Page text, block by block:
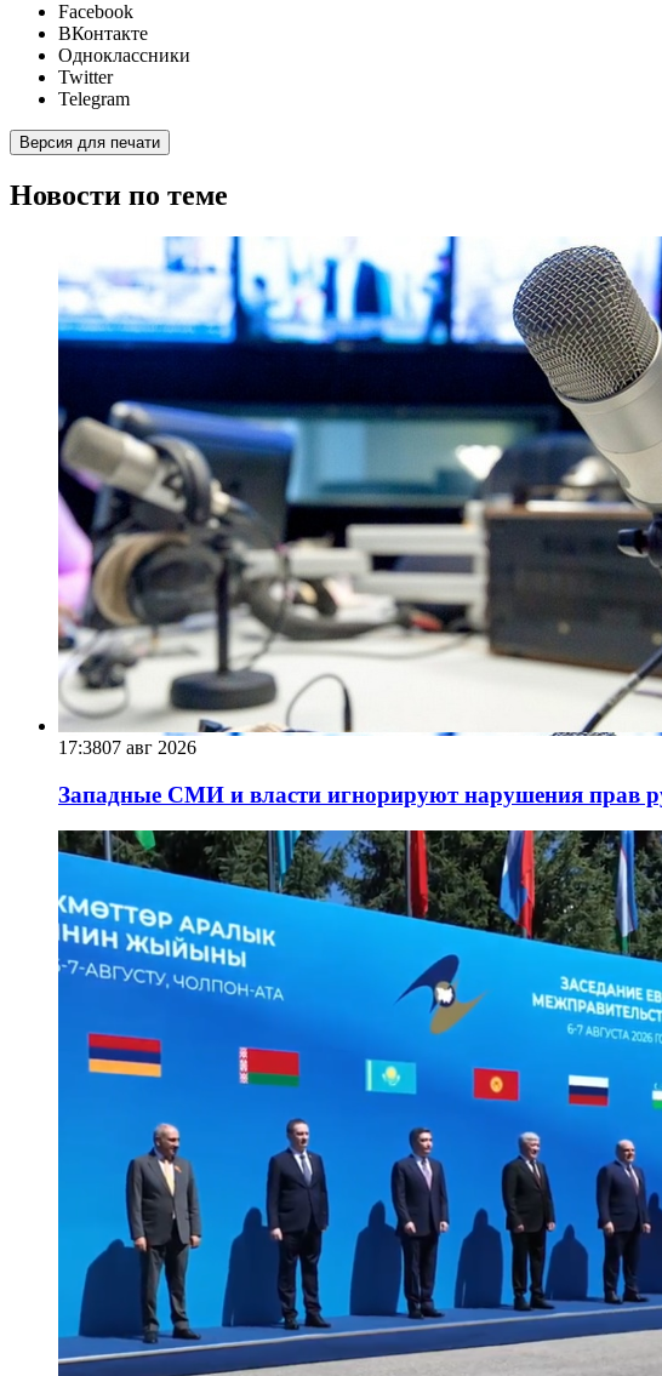
Facebook
ВКонтакте
Одноклассники
Twitter
Telegram
Версия для печати
Новости по теме
17:3807 авг 2026
Западные СМИ и власти игнорируют нарушения прав